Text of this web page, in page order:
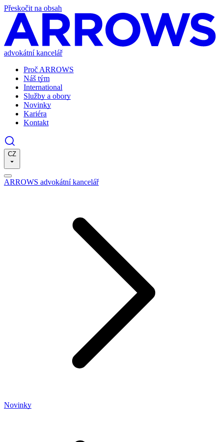
Přeskočit na obsah
advokátní kancelář
Proč ARROWS
Náš tým
International
Služby a obory
Novinky
Kariéra
Kontakt
CZ
ARROWS advokátní kancelář
Novinky